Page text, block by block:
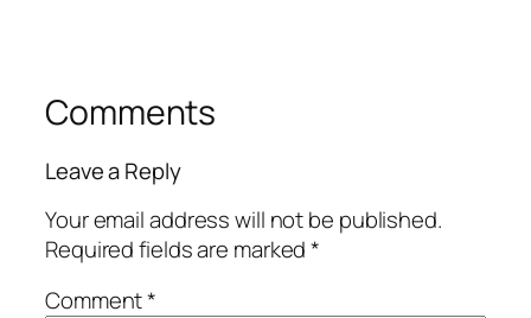
Comments
Leave a Reply
Your email address will not be published.
Required fields are marked*
Comment*